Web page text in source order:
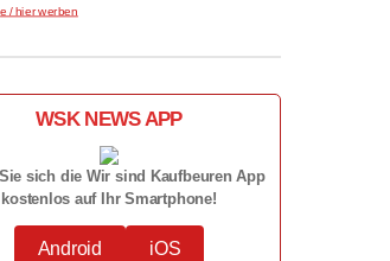
/ hier werben
WSK NEWS APP
sich die Wir sind Kaufbeuren App
kostenlos auf Ihr Smartphone!
Android iOS